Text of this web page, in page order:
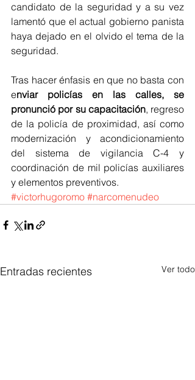
candidato de la seguridad y a su vez
lamentó que el actual gobierno panista
haya dejado en el olvido el tema de la
seguridad.
Tras hacer énfasis en que no basta con
enviar policías en las calles, se
pronunció por su capacitación, regreso
de la policía de proximidad, así como
modernización y acondicionamiento
del sistema de vigilancia C-4 y
coordinación de mil policías auxiliares
y elementos preventivos.
#victorhugoromo #narcomenudeo
Entradas recientes Ver todo